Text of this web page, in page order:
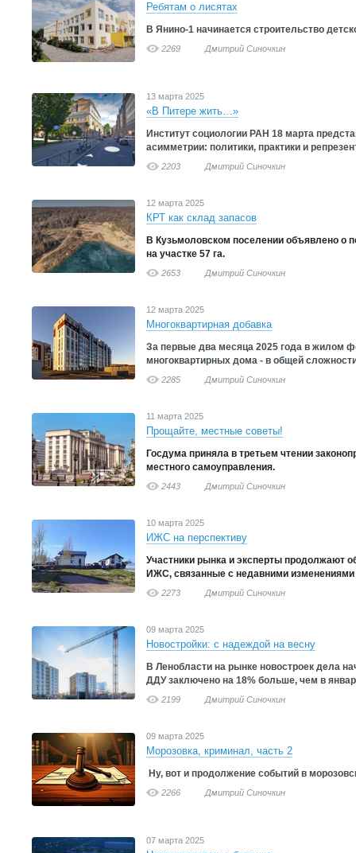
Ребятам о лисятах
В Янино-1 начинается строительство
2269 Дмитрий Синочкин
13 марта 2025
«В Питере жить…»
Институт социологии РАН 18 марта
асимметрии: политики, практики и
2203 Дмитрий Синочкин
12 марта 2025
КРТ как склад запасов
В Кузьмоловском поселении объявлено о
на участке 57 га.
2653 Дмитрий Синочкин
12 марта 2025
Многоквартирная добавка
За первые два месяца 2025 года в жилом
многоквартирных дома - в общей
2285 Дмитрий Синочкин
11 марта 2025
Прощайте, местные советы!
Госдума приняла в третьем чтении
местного самоуправления.
2443 Дмитрий Синочкин
10 марта 2025
ИЖС на перспективу
Участники рынка и эксперты продолжают
ИЖС, связанные с недавними изменениями
2273 Дмитрий Синочкин
09 марта 2025
Новостройки: с надеждой на весну
В Ленобласти на рынке новостроек дела
ДДУ заключено на 18% больше, чем в
2199 Дмитрий Синочкин
09 марта 2025
Морозовка, криминал, часть 2
Ну, вот и продолжение событий в
2266 Дмитрий Синочкин
07 марта 2025